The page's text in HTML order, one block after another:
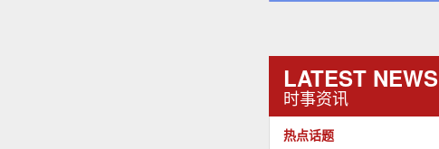
LATEST NEWS
时事资讯
热点话题